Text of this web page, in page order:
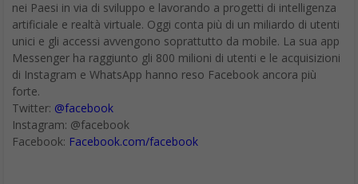
nei Paesi in via di sviluppo e lavorando a progetti di intelligenza
artificiale e realtà virtuale. Oggi conta più di un miliardo di utenti
unici e gli accessi avvengono soprattutto da mobile. La sua app
Messenger ha raggiunto gli 800 milioni di utenti e le acquisizioni
di Instagram e WhatsApp hanno reso Facebook ancora più
forte.
Twitter: @facebook
Instagram: @facebook
Facebook: Facebook.com/facebook